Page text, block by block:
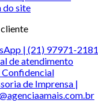
do site
| (21) 97971-2181
de atendimento
Confidencial
de Imprensa |